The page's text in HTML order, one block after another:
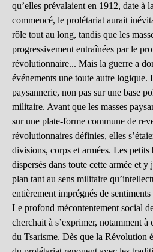
qu’elles prévalaient en 1912, date à
commencé, le prolétariat aurait
rôle tout au long, tandis que les
progressivement entraînées par le
révolutionnaire... Mais la guerre a
événements une toute autre logique.
paysannerie, non pas sur une base
militaire. Avant que les masses
sur une plate-forme commune de
révolutionnaires définies, elles
divisions, corps et armées. Les petits
dispersés dans toute cette armée et
plan tant au sens militaire
entièrement imprégnés de
Le profond mécontentement social
cherchait à s’exprimer, notamment
du Tsarisme. Dès que la Révolution